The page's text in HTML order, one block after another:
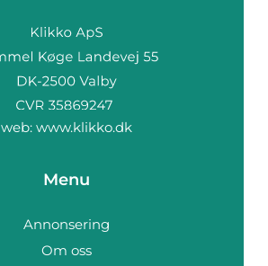
web: www.klikko.dk
Menu
Annonsering
Om oss